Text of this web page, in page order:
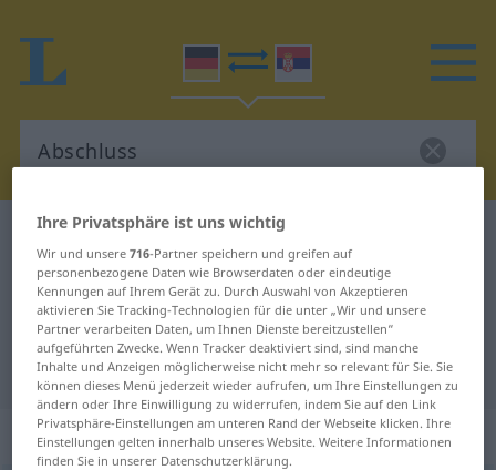
Deutsch-Serbisch Wörterbuch
Deutsch-Serbisch Übersetzung für
"Abschluss"
"Abschluss" Serbisch Übersetzung
„Abschluss“: männlich, maskulin
Ihre Privatsphäre ist uns wichtig
Wir und unsere716-Partner speichern und greifen auf
personenbezogene Daten wie Browserdaten oder eindeutige
Kennungen auf Ihrem Gerät zu. Durch Auswahl von Akzeptieren
aktivieren Sie Tracking-Technologien für die unter „Wir und unsere
Partner verarbeiten Daten, um Ihnen Dienste bereitzustellen“
aufgeführten Zwecke. Wenn Tracker deaktiviert sind, sind manche
Inhalte und Anzeigen möglicherweise nicht mehr so relevant für Sie. Sie
können dieses Menü jederzeit wieder aufrufen, um Ihre Einstellungen zu
ändern oder Ihre Einwilligung zu widerrufen, indem Sie auf den Link
Privatsphäre-Einstellungen am unteren Rand der Webseite klicken. Ihre
Einstellungen gelten innerhalb unseres Website. Weitere Informationen
finden Sie in unserer Datenschutzerklärung.